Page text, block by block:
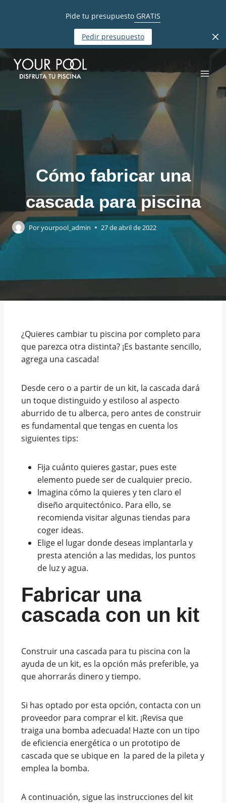
Pide tu presupuesto GRATIS
Pedir presupuesto
Cómo fabricar una
cascada para piscina
Poryourpool_admin 27 de abril de 2022
¿Quieres cambiar tu piscina por completo para
que parezca otra distinta? ¡Es bastante sencillo,
agrega una cascada!
Desde cero o a partir de un kit, la cascada dará
un toque distinguido y estiloso al aspecto
aburrido de tu alberca, pero antes de construir
es fundamental que tengas en cuenta los
siguientes tips:
Fija cuánto quieres gastar, pues este
elemento puede ser de cualquier precio.
Imagina cómo la quieres y ten claro el
diseño arquitectónico. Para ello, se
recomienda visitar algunas tiendas para
coger ideas.
Elige el lugar donde deseas implantarla y
presta atención a las medidas, los puntos
de luz y agua.
Fabricar una
cascada con un kit
Construir una cascada para tu piscina con la
ayuda de un kit, es la opción más preferible, ya
que ahorrarás dinero y tiempo.
Si has optado por esta opción, contacta con un
proveedor para comprar el kit. ¡Revisa que
traiga una bomba adecuada! Hazte con un tipo
de eficiencia energética o un prototipo de
cascada que se ubique en la pared de la pileta y
emplea la bomba.
A continuación, sigue las instrucciones del kit